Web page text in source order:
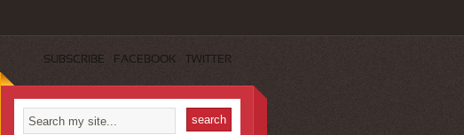
SUBSCRIBE FACEBOOK TWITTER